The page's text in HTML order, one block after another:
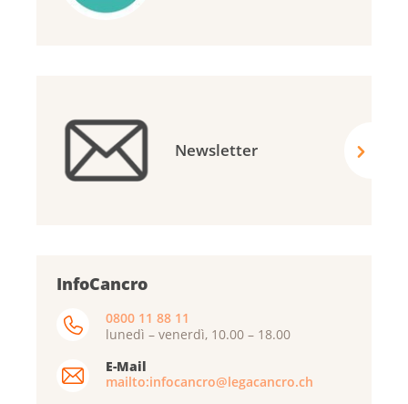
Newsletter
InfoCancro
0800 11 88 11
lunedì – venerdì, 10.00 – 18.00
E-Mail
mailto:infocancro@legacancro.ch